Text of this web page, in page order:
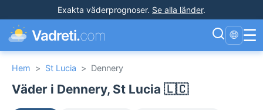
Exakta väderprognoser. Se alla länder.
Vadreti.com 🌐 ☰
Hem > St Lucia > Dennery
Väder i Dennery, St Lucia 🇱🇨